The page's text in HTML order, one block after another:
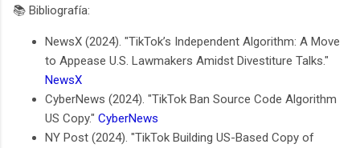
📚 Bibliografía:
NewsX (2024). "TikTok’s Independent Algorithm: A Move
to Appease U.S. Lawmakers Amidst Divestiture Talks."
NewsX
CyberNews (2024). "TikTok Ban Source Code Algorithm
US Copy." CyberNews
NY Post (2024). "TikTok Building US-Based Copy of